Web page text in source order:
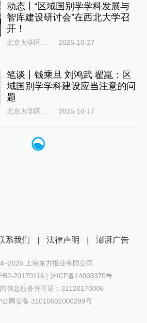
动态丨“区域国别学学科发展与
智库建设研讨会”在西北大学召
开！
2025-10-27
笔谈丨钱乘旦 刘鸿武 翟崑：区
域国别学学科建设应当注意的问
题
2025-10-17
系我们 | 法律声明 | 澎湃广告
2026 上海东方报业有限公司
B2-20170116 | 沪ICP备14003370号
信息服务许可证：31120170006
公网安备 31010602000299号